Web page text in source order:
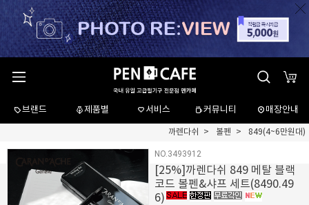
브랜드 제품별 서비스 커뮤니티 매장안내
까렌다쉬 볼펜 849(4~6만원대)
NO.3493912
[25%]까렌다쉬 849 메탈 블랙
코드 볼펜&샤프 세트(8490.49
6)